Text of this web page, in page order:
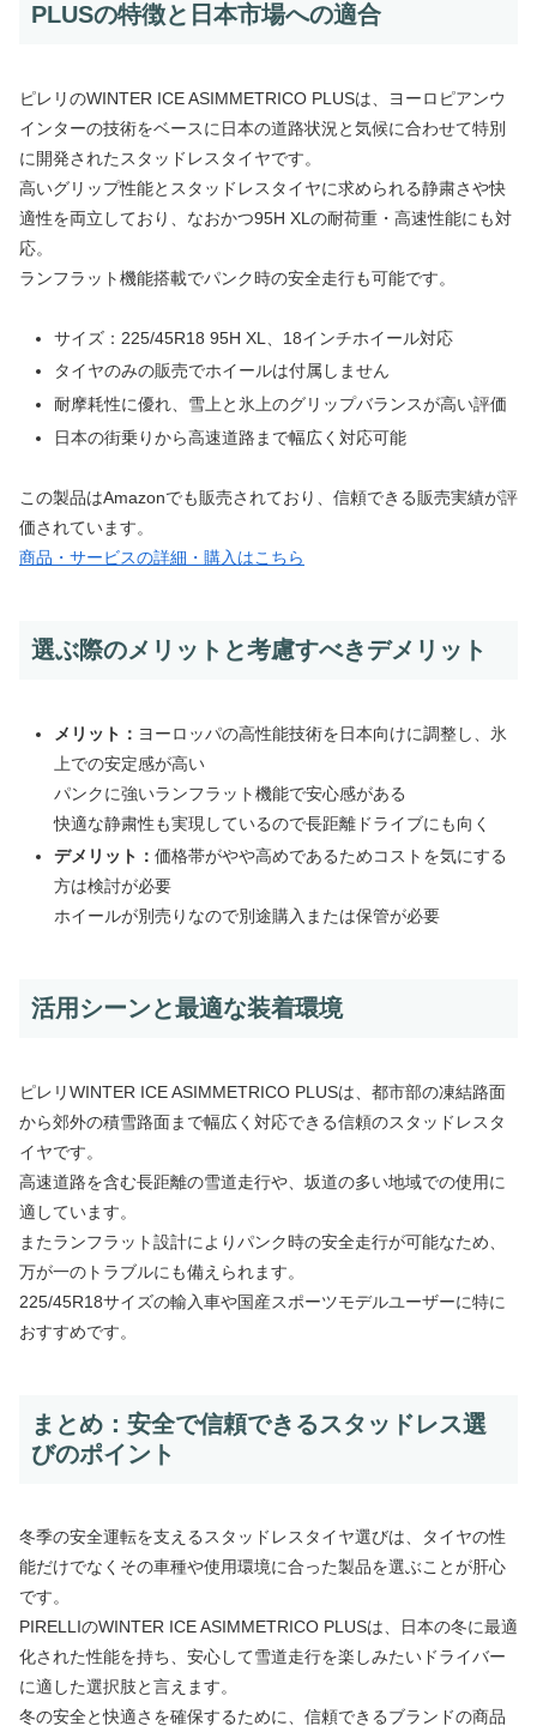
PLUSの特徴と日本市場への適合
ピレリのWINTER ICE ASIMMETRICO PLUSは、ヨーロピアンウ
インターの技術をベースに日本の道路状況と気候に合わせて特別
に開発されたスタッドレスタイヤです。
高いグリップ性能とスタッドレスタイヤに求められる静粛さや快
適性を両立しており、なおかつ95H XLの耐荷重・高速性能にも対
応。
ランフラット機能搭載でパンク時の安全走行も可能です。
サイズ：225/45R18 95H XL、18インチホイール対応
タイヤのみの販売でホイールは付属しません
耐摩耗性に優れ、雪上と氷上のグリップバランスが高い評価
日本の街乗りから高速道路まで幅広く対応可能
この製品はAmazonでも販売されており、信頼できる販売実績が評
価されています。
商品・サービスの詳細・購入はこちら
選ぶ際のメリットと考慮すべきデメリット
メリット： ヨーロッパの高性能技術を日本向けに調整し、氷
上での安定感が高い
パンクに強いランフラット機能で安心感がある
快適な静粛性も実現しているので長距離ドライブにも向く
デメリット： 価格帯がやや高めであるためコストを気にする
方は検討が必要
ホイールが別売りなので別途購入または保管が必要
活用シーンと最適な装着環境
ピレリWINTER ICE ASIMMETRICO PLUSは、都市部の凍結路面
から郊外の積雪路面まで幅広く対応できる信頼のスタッドレスタ
イヤです。
高速道路を含む長距離の雪道走行や、坂道の多い地域での使用に
適しています。
またランフラット設計によりパンク時の安全走行が可能なため、
万が一のトラブルにも備えられます。
225/45R18サイズの輸入車や国産スポーツモデルユーザーに特に
おすすめです。
まとめ：安全で信頼できるスタッドレス選
びのポイント
冬季の安全運転を支えるスタッドレスタイヤ選びは、タイヤの性
能だけでなくその車種や使用環境に合った製品を選ぶことが肝心
です。
PIRELLIのWINTER ICE ASIMMETRICO PLUSは、日本の冬に最適
化された性能を持ち、安心して雪道走行を楽しみたいドライバー
に適した選択肢と言えます。
冬の安全と快適さを確保するために、信頼できるブランドの商品